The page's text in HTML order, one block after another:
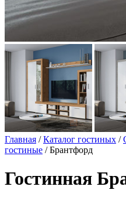
Главная /Каталог гостиных /
гостиные / Брантфорд
Гостинная